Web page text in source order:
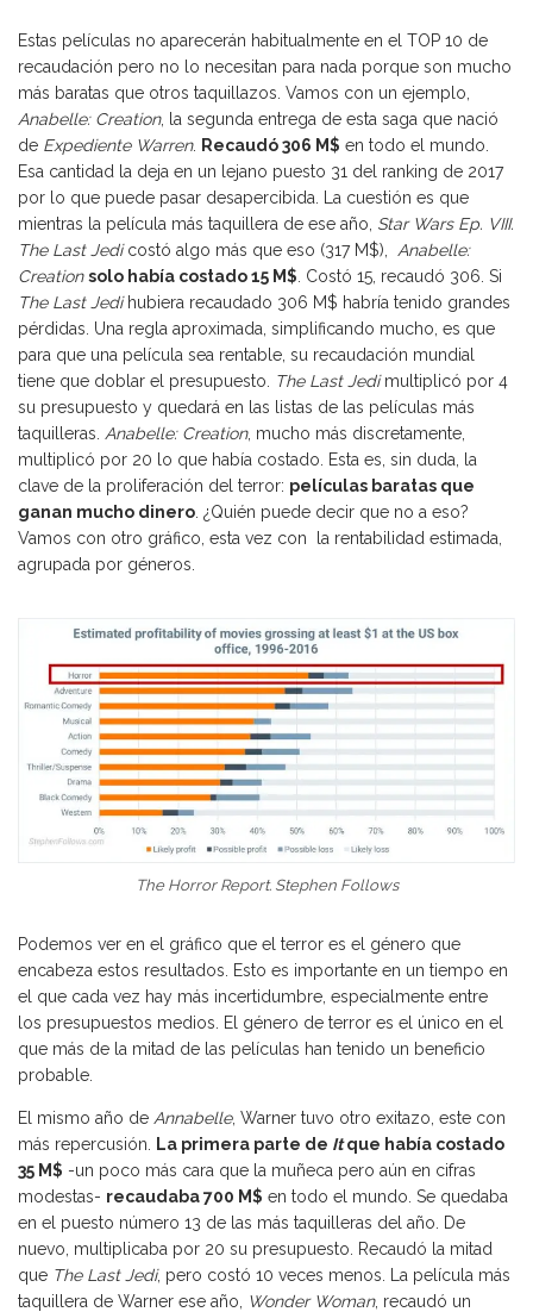
Estas películas no aparecerán habitualmente en el TOP 10 de
recaudación pero no lo necesitan para nada porque son mucho
más baratas que otros taquillazos. Vamos con un ejemplo,
Anabelle: Creation, la segunda entrega de esta saga que nació
de Expediente Warren. Recaudó 306 M$ en todo el mundo.
Esa cantidad la deja en un lejano puesto 31 del ranking de 2017
por lo que puede pasar desapercibida. La cuestión es que
mientras la película más taquillera de ese año, Star Wars Ep. VIII.
The Last Jedicostó algo más que eso (317 M$), Anabelle:
Creation solo había costado 15 M$ . Costó 15, recaudó 306. Si
The Last Jedihubiera recaudado 306 M$ habría tenido grandes
pérdidas. Una regla aproximada, simplificando mucho, es que
para que una película sea rentable, su recaudación mundial
tiene que doblar el presupuesto.
The Last Jedimultiplicó por 4
su presupuesto y quedará en las listas de las películas más
taquilleras. Anabelle: Creation, mucho más discretamente,
multiplicó por 20 lo que había costado. Esta es, sin duda, la
clave de la proliferación del terror: películas baratas que
ganan mucho dinero . ¿Quién puede decir que no a eso?
Vamos con otro gráfico, esta vez con la rentabilidad estimada,
agrupada por géneros.
The Horror Report. Stephen Follows
Podemos ver en el gráfico que el terror es el género que
encabeza estos resultados. Esto es importante en un tiempo en
el que cada vez hay más incertidumbre, especialmente entre
los presupuestos medios. El género de terror es el único en el
que más de la mitad de las películas han tenido un beneficio
probable.
El mismo año de Annabelle, Warner tuvo otro exitazo, este con
más repercusión.
La primera parte de Itque había costado
35 M$ -un poco más cara que la muñeca pero aún en cifras
modestas- recaudaba 700 M$ en todo el mundo. Se quedaba
en el puesto número 13 de las más taquilleras del año. De
nuevo, multiplicaba por 20 su presupuesto. Recaudó la mitad
que The Last Jedi, pero costó 10 veces menos. La película más
taquillera de Warner ese año,
Wonder Woman, recaudó un